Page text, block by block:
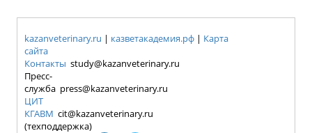
kazanveterinary.ru | казветакадемия.рф | Карта
сайта
Контакты study@kazanveterinary.ru
Пресс-
служба press@kazanveterinary.ru
ЦИТ
КГАВМ cit@kazanveterinary.ru
(техподдержка)